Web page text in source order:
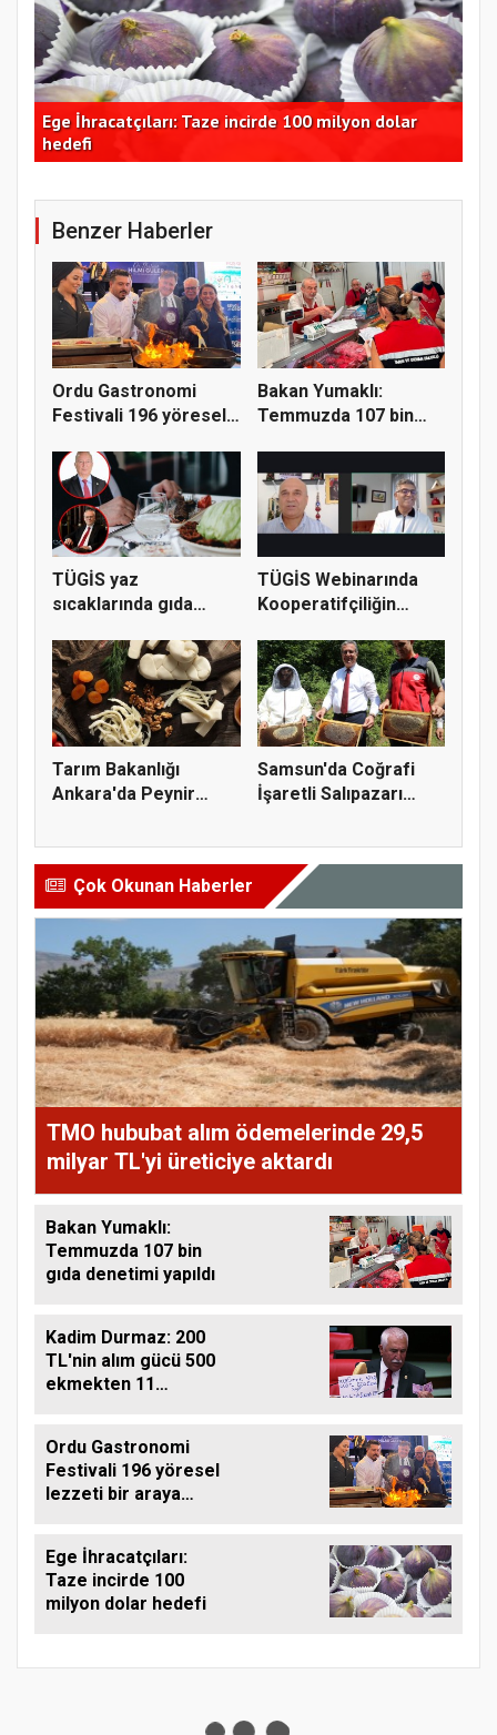
Ege İhracatçıları: Taze incirde 100 milyon dolar
hedefi
Benzer Haberler
Ordu Gastronomi
Festivali 196 yöresel
Bakan Yumaklı:
Temmuzda 107 bin
TÜGİS yaz
sıcaklarında gıda
TÜGİS Webinarında
Kooperatifçiliğin
Tarım Bakanlığı
Ankara'da Peynir
Samsun'da Coğrafi
İşaretli Salıpazarı
Çok Okunan Haberler
TMO hububat alım ödemelerinde 29,5
milyar TL'yi üreticiye aktardı
Bakan Yumaklı:
Temmuzda 107 bin
gıda denetimi yapıldı
Kadim Durmaz: 200
TL'nin alım gücü 500
ekmekten 11
Ordu Gastronomi
Festivali 196 yöresel
lezzeti bir araya
Ege İhracatçıları:
Taze incirde 100
milyon dolar hedefi